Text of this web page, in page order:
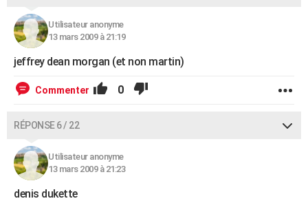
Utilisateur anonyme
13 mars 2009 à 21:19
jeffrey dean morgan (et non martin)
Commenter 0
RÉPONSE 6 / 22
Utilisateur anonyme
13 mars 2009 à 21:23
denis dukette